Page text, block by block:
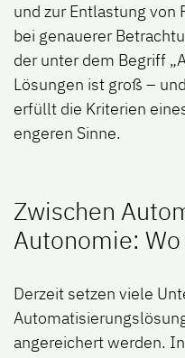
und zur Entlastung von
bei genauerer
der unter dem Begriff
Lösungen ist groß –
erfüllt die Kriterien
engeren Sinne.
Zwischen
Autonomie:
Derzeit setzen viele
angereichert werden.